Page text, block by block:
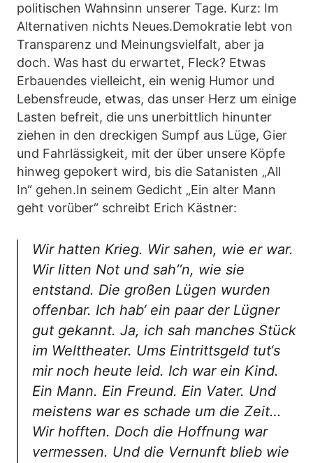
politischen Wahnsinn unserer Tage. Kurz: Im
Alternativen nichts Neues.Demokratie lebt von
Transparenz und Meinungsvielfalt, aber ja
doch. Was hast du erwartet, Fleck? Etwas
Erbauendes vielleicht, ein wenig Humor und
Lebensfreude, etwas, das unser Herz um einige
Lasten befreit, die uns unerbittlich hinunter
ziehen in den dreckigen Sumpf aus Lüge, Gier
und Fahrlässigkeit, mit der über unsere Köpfe
hinweg gepokert wird, bis die Satanisten „All
In“ gehen.In seinem Gedicht „Ein alter Mann
geht vorüber“ schreibt Erich Kästner:
Wir hatten Krieg. Wir sahen, wie er war.
Wir litten Not und sah’‘n, wie sie
entstand. Die großen Lügen wurden
offenbar. Ich hab‘ ein paar der Lügner
gut gekannt. Ja, ich sah manches Stück
im Welttheater. Ums Eintrittsgeld tut‘s
mir noch heute leid. Ich war ein Kind.
Ein Mann. Ein Freund. Ein Vater. Und
meistens war es schade um die Zeit…
Wir hofften. Doch die Hoffnung war
vermessen. Und die Vernunft blieb wie